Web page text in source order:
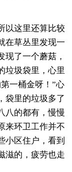
以这里还算比较
在草丛里发现一
现了一个蘑菇，
垃圾袋里，心里
一桶金呀！”心
袋里的垃圾多了
的都有，慢慢
来环卫工作并不
小区住户，看到
滋的，疲劳也走